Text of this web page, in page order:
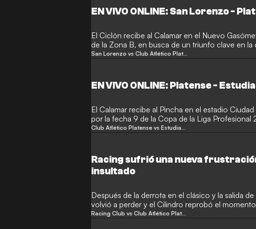
EN VIVO ONLINE: San Lorenzo -
El Ciclón recibe al Calamar en el Nuevo
de la Zona B, en busca de un triunfo clave en la
Libertadores 2024.
San Lorenzo vs Club Atlético Platense
EN VIVO ONLINE: Platense -
El Calamar recibe al Pincha en el estadio
por la fecha 9 de la Copa de la Liga Profesional
Club Atlético Platense vs Estudiantes
Racing sufrió una nueva
insultado
Después de la derrota en el clásico y la salida
volvió a perder y el Cilindro reprobó el
dirigencia.
Racing Club vs Club Atlético Platense